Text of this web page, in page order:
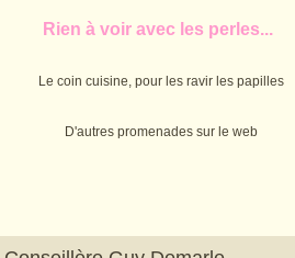
Rien à voir avec les perles...
Le coin cuisine, pour les ravir les papilles
D'autres promenades sur le web